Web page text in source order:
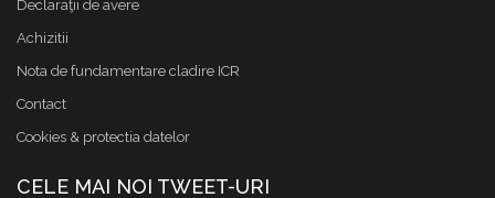
Declaraţii de avere
Achizitii
Nota de fundamentare cladire ICR
Contact
Cookies & protectia datelor
CELE MAI NOI TWEET-URI